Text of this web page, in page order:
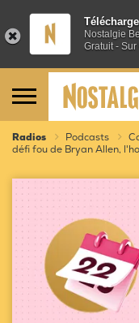
Nostalgie
Gratuit -
Radios Podcasts
défi fou de Bryan Allen,